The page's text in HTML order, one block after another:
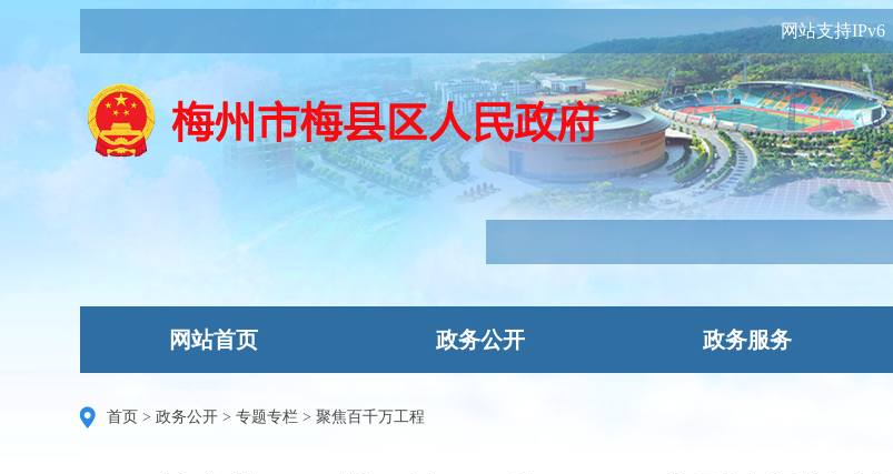
网站支持IPv6
网站首页 政务公开 政务服务
首页 > 政务公开 > 专题专栏 > 聚焦百千万工程